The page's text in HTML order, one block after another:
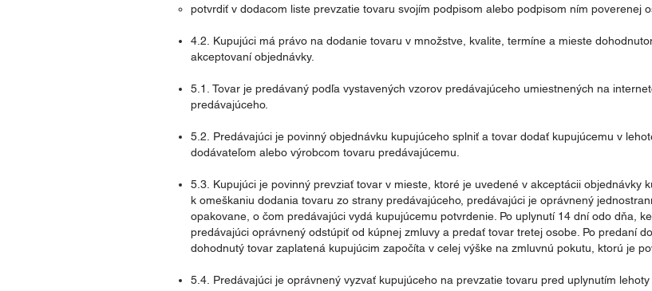
potvrdiť v dodacom liste prevzatie tovaru svojím podpisom alebo podpisom ním poverenej
4.2. Kupujúci má právo na dodanie tovaru v množstve, kvalite, termíne a mieste
akceptovaní objednávky.
5.1. Tovar je predávaný podľa vystavených vzorov predávajúceho umiestnených na
predávajúceho.
5.2. Predávajúci je povinný objednávku kupujúceho splniť a tovar dodať kupujúcemu v
dodávateľom alebo výrobcom tovaru predávajúcemu.
5.3. Kupujúci je povinný prevziať tovar v mieste, ktoré je uvedené v akceptácii objednávky
k omeškaniu dodania tovaru zo strany predávajúceho, predávajúci je oprávnený
opakovane, o čom predávajúci vydá kupujúcemu potvrdenie. Po uplynutí 14 dní odo dňa,
predávajúci oprávnený odstúpiť od kúpnej zmluvy a predať tovar tretej osobe. Po predaní
dohodnutý tovar zaplatená kupujúcim započíta v celej výške na zmluvnú pokutu, ktorú je
5.4. Predávajúci je oprávnený vyzvať kupujúceho na prevzatie tovaru pred uplynutím